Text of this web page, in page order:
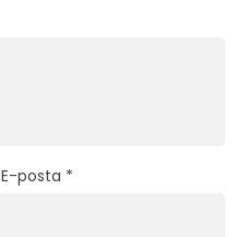
E-posta *